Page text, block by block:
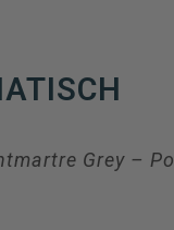
Grey –